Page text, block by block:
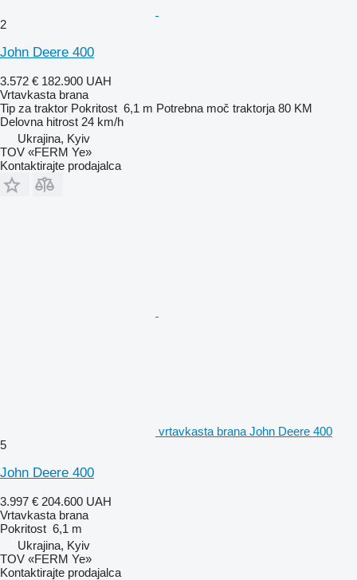
2
John Deere 400
3.572 € 182.900 UAH
Vrtavkasta brana
Tip za traktor Pokritost 6,1 m Potrebna moč traktorja 80 KM
Delovna hitrost 24 km/h
Ukrajina, Kyiv
TOV «FERM Ye»
Kontaktirajte prodajalca
vrtavkasta brana John Deere 400
5
John Deere 400
3.997 € 204.600 UAH
Vrtavkasta brana
Pokritost 6,1 m
Ukrajina, Kyiv
TOV «FERM Ye»
Kontaktirajte prodajalca